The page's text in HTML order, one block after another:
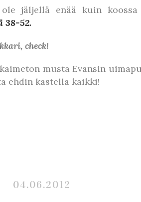
jäljellä enää kuin
38-52.
check!
musta Evansin
ehdin kastella kaikki!
04.06.2012